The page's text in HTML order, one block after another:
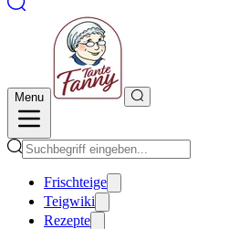
Menu
Frischteige
Teigwiki
Rezepte